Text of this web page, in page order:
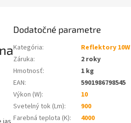
Dodatočné parametre
Kategória:
Reflektory 10W
Záruka:
2 roky
Hmotnosť:
1 kg
EAN:
5901986798545
Výkon (W):
10
Svetelný tok (Lm):
900
Farebná teplota (K):
4000